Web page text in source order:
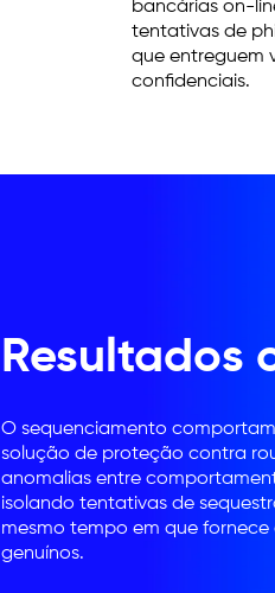
bancárias on-
tentativas de
que entreguem
confidenciais.
Resultados
O sequenciamento
solução de proteção contra
anomalias entre
isolando tentativas de
mesmo tempo em que
genuínos.